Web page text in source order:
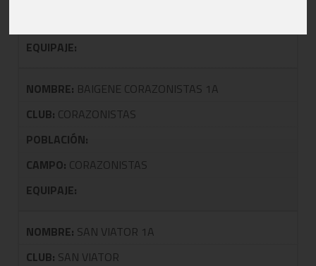
EQUIPAJE:
NOMBRE: BAIGENE CORAZONISTAS 1A
CLUB: CORAZONISTAS
POBLACIÓN:
CAMPO: CORAZONISTAS
EQUIPAJE:
NOMBRE: SAN VIATOR 1A
CLUB: SAN VIATOR